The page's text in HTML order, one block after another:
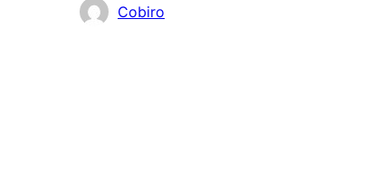
მონაწილეები
Cobiro